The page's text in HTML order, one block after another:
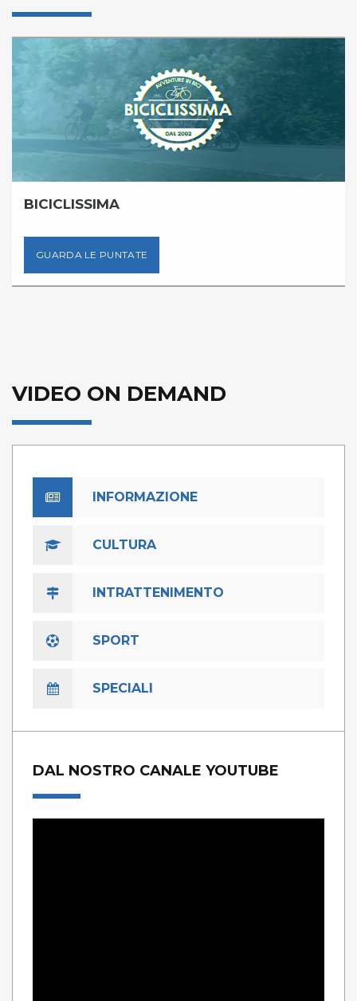
BICICLISSIMA
GUARDA LE PUNTATE
VIDEO ON DEMAND
INFORMAZIONE
CULTURA
INTRATTENIMENTO
SPORT
SPECIALI
DAL NOSTRO CANALE YOUTUBE